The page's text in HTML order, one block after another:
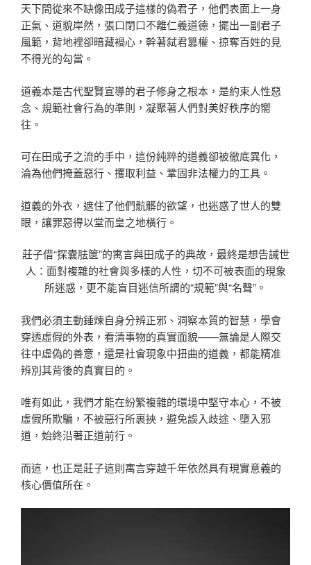
天下間從來不缺像田成子這樣的偽君子，他們表面上一身
正氣、道貌岸然，張口閉口不離仁義道德，擺出一副君子
風範，背地裡卻暗藏禍心，幹著弑君篡權、掠奪百姓的見
不得光的勾當。
道義本是古代聖賢宣導的君子修身之根本，是約束人性惡
念、規範社會行為的準則，凝聚著人們對美好秩序的嚮
往。
可在田成子之流的手中，這份純粹的道義卻被徹底異化，
淪為他們掩蓋惡行、攫取利益、鞏固非法權力的工具。
道義的外衣，遮住了他們骯髒的欲望，也迷惑了世人的雙
眼，讓罪惡得以堂而皇之地橫行。
莊子借“探囊胠篋”的寓言與田成子的典故，最終是想告誡世
人：面對複雜的社會與多樣的人性，切不可被表面的現象
所迷惑，更不能盲目迷信所謂的“規範”與“名聲”。
我們必須主動錘煉自身分辨正邪、洞察本質的智慧，學會
穿透虛假的外表，看清事物的真實面貌——無論是人際交
往中虛偽的善意，還是社會現象中扭曲的道義，都能精准
辨別其背後的真實目的。
唯有如此，我們才能在紛繁複雜的環境中堅守本心，不被
虛假所欺騙，不被惡行所裹挾，避免誤入歧途、墮入邪
道，始終沿著正道前行。
而這，也正是莊子這則寓言穿越千年依然具有現實意義的
核心價值所在。